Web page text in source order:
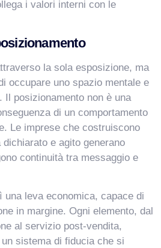
i valori interni con le
la sola esposizione, ma
occupare uno spazio mentale e
Il posizionamento non è una
di un comportamento
Le imprese che costruiscono
dichiarato e agito generano
continuità tra messaggio e
una leva economica, capace di
in margine. Ogni elemento, dal
al servizio post-vendita,
sistema di fiducia che si